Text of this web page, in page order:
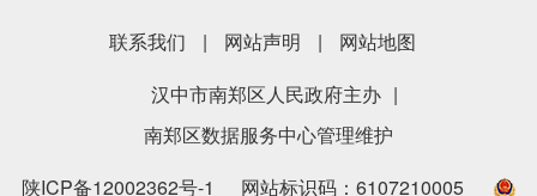
联系我们 | 网站声明 |
网站地图
汉中市南郑区人民政府主办 |
南郑区数据服务中心管理维护
陕ICP备12002362号-1
网站标识码：6107210005